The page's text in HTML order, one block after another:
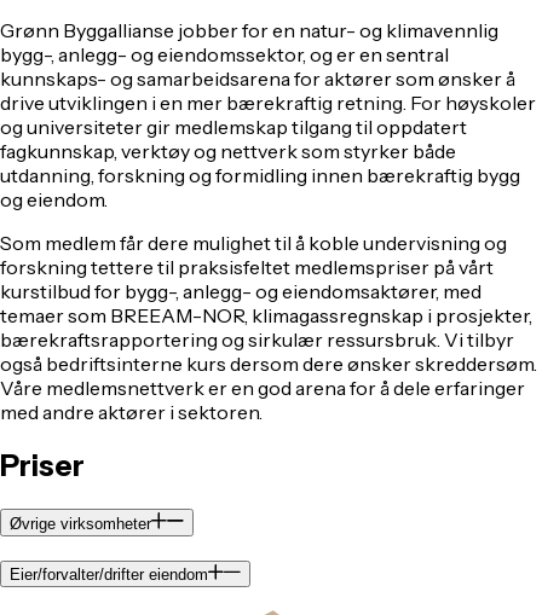
Grønn Byggallianse jobber for en natur- og klimavennlig
bygg-, anlegg- og eiendomssektor, og er en sentral
kunnskaps- og samarbeidsarena for aktører som ønsker å
drive utviklingen i en mer bærekraftig retning. For høyskoler
og universiteter gir medlemskap tilgang til oppdatert
fagkunnskap, verktøy og nettverk som styrker både
utdanning, forskning og formidling innen bærekraftig bygg
og eiendom.
Som medlem får dere mulighet til å koble undervisning og
forskning tettere til praksisfeltet medlemspriser på vårt
kurstilbud for bygg-, anlegg- og eiendomsaktører, med
temaer som BREEAM-NOR, klimagassregnskap i prosjekter,
bærekraftsrapportering og sirkulær ressursbruk. Vi tilbyr
også bedriftsinterne kurs dersom dere ønsker skreddersøm.
Våre medlemsnettverk er en god arena for å dele erfaringer
med andre aktører i sektoren.
Priser
Øvrige virksomheter
Eier/forvalter/drifter eiendom